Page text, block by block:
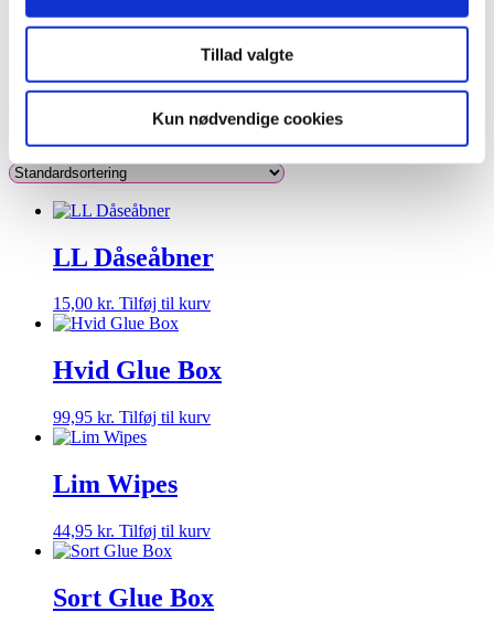
Tillad valgte
Kun nødvendige cookies
Søg
Vippe Lim til Øjenvipper
Vippe Produkter/Vippe tilbehør/ Lim
LL Dåseåbner
15,00 kr. Tilføj til kurv
Hvid Glue Box
99,95 kr. Tilføj til kurv
Lim Wipes
44,95 kr. Tilføj til kurv
Sort Glue Box